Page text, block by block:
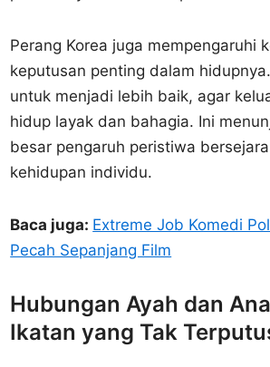
Perang Korea juga mempengaruhi
keputusan penting dalam
untuk menjadi lebih baik, agar
hidup layak dan bahagia. Ini
besar pengaruh peristiwa
kehidupan individu.
Baca juga: Extreme Job Komedi
Pecah Sepanjang Film
Hubungan Ayah dan
Ikatan yang Tak